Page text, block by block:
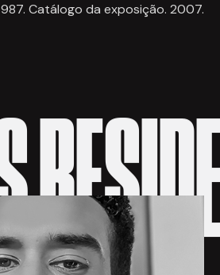
Catálogo da exposição. 2007.